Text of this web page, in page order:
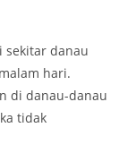
sekitar danau
hari.
di danau-danau
tidak